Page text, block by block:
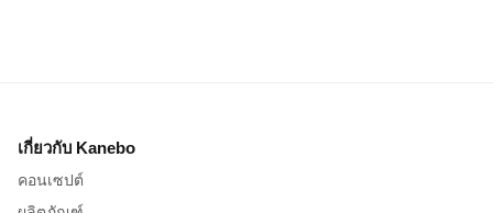
เกี่ยวกับ Kanebo
คอนเซปต์